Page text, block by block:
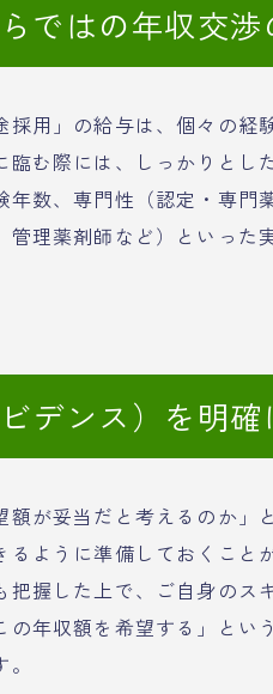
ではの年収交
用」の給与は、個々の経
臨む際には、しっかりとし
数、専門性（認定・専門
管理薬剤師など）といった
デンス）を明確
が妥当だと考えるのか」
るように準備しておくこと
把握した上で、ご自身のス
の年収額を希望する」とい